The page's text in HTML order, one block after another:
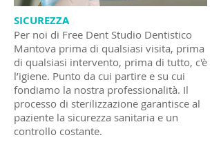
SICUREZZA
Per noi di Free Dent Studio Dentistico
Mantova prima di qualsiasi visita, prima
di qualsiasi intervento, prima di tutto, c'è
l’igiene. Punto da cui partire e su cui
fondiamo la nostra professionalità. Il
processo di sterilizzazione garantisce al
paziente la sicurezza sanitaria e un
controllo costante.